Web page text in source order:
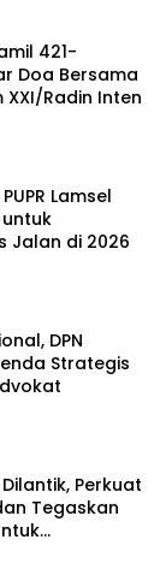
421-
Doa Bersama
XXI/Radin Inten
Lamsel
Jalan di 2026
DPN
Strategis
Dilantik, Perkuat
Tegaskan